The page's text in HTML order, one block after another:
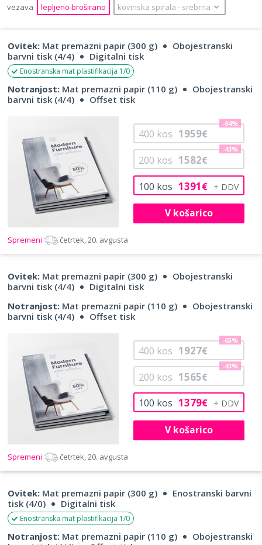
vezava
lepljeno broširano kovinska spirala ‐ srebrna
Ovitek: Mat premazni papir (300 g)
Obojestranski
barvni tisk (4/4)
Digitalni tisk
Enostranska mat plastifikacija 1/0
Notranjost: Mat premazni papir (110 g)
Obojestranski
barvni tisk (4/4)
Offset tisk
100 kos 1391€
200 kos 1582€
-43%
400 kos 1959€
-64%
V košarico
Spremeni četrtek, 20. avgusta
Ovitek: Mat premazni papir (300 g)
Obojestranski
barvni tisk (4/4)
Digitalni tisk
Notranjost: Mat premazni papir (110 g)
Obojestranski
barvni tisk (4/4)
Offset tisk
100 kos 1379€
200 kos 1565€
-43%
400 kos 1927€
-65%
V košarico
Spremeni četrtek, 20. avgusta
Ovitek: Mat premazni papir (300 g)
Enostranski barvni
tisk (4/0)
Digitalni tisk
Enostranska mat plastifikacija 1/0
Notranjost: Mat premazni papir (110 g)
Obojestranski